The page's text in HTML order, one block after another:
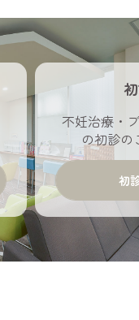
不妊治療・
の初診の
初